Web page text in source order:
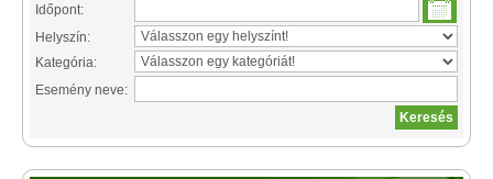
Időpont:
Helyszín:
Kategória:
Esemény neve: